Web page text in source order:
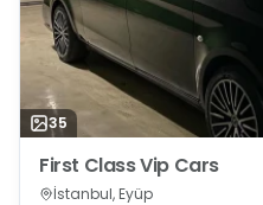
35
First Class Vip Cars
İstanbul, Eyüp